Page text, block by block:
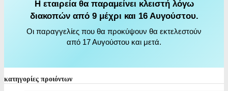
Η εταιρεία θα παραμείνει κλειστή λόγω
διακοπών από 9 μέχρι και 16 Αυγούστου.
Οι παραγγελίες που θα προκύψουν θα εκτελεστούν
από 17 Αυγούστου και μετά.
κατηγορίες προιόντων